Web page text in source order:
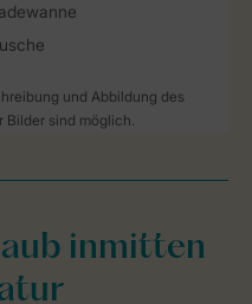
und Abbildung des
Bilder sind möglich.
inmitten